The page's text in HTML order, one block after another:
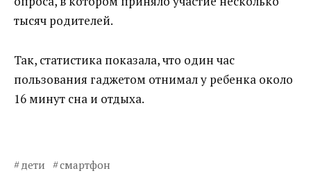
тысяч родителей.
Так, статистика показала, что один час
пользования гаджетом отнимал у ребенка около
16 минут сна и отдыха.
дети смартфон